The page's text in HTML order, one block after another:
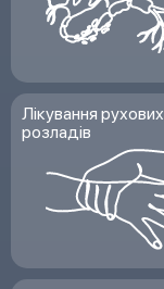
Лікування рухових
розладів